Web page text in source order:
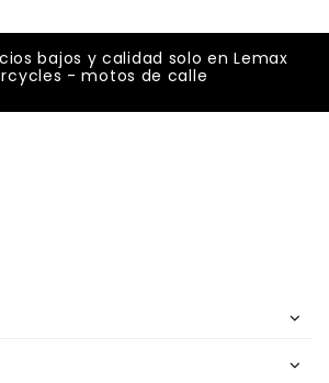
bajos y calidad solo en Lemax
- motos de calle